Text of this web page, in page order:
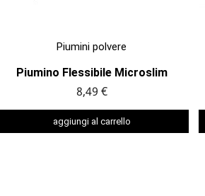
Piumini polvere
Piumino Flessibile Microslim
8,49 €
aggiungi al carrello
ANTEPRIMA